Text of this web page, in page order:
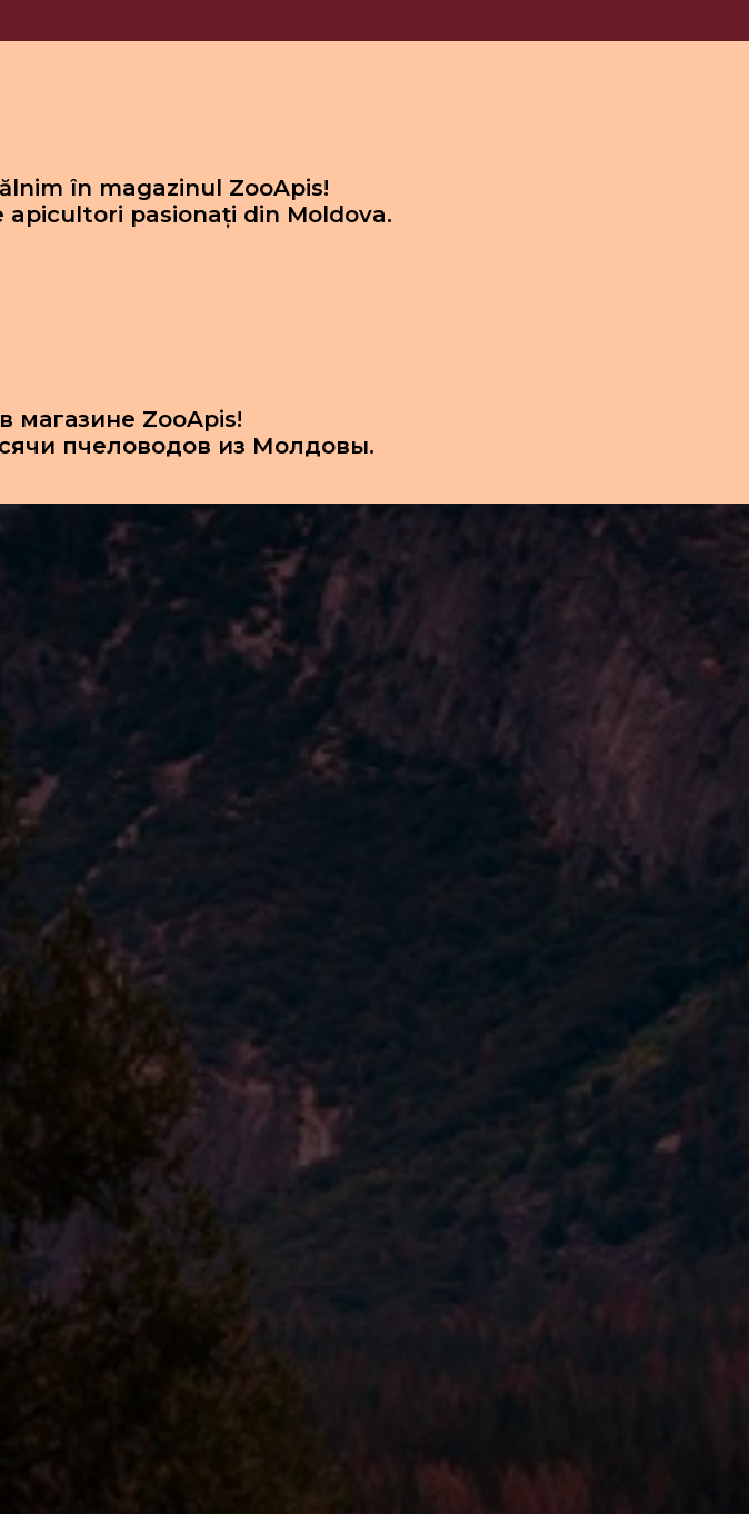
în magazinul ZooApis!
pasionați din Moldova.
магазине ZooApis!
пчеловодов из Молдовы.